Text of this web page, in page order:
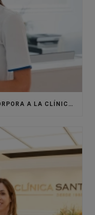
LA DRA. SANDRA TORO SE INCORPORA A LA CLÍNICA SANTISTEBAN PARA DAR VIDA AL ÁREA DE MEDICINA ESTÉTICA